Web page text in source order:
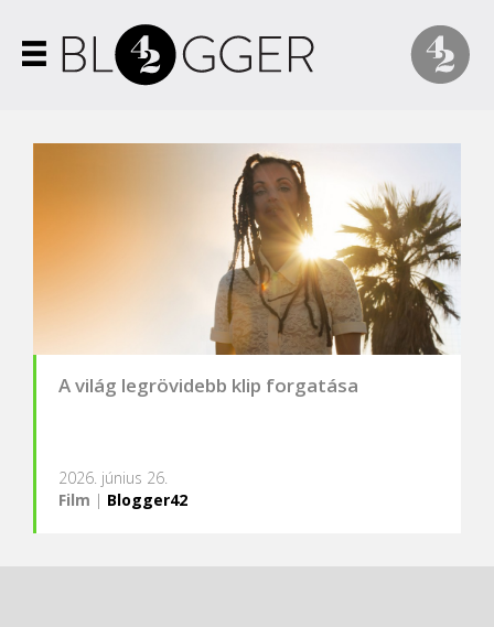
A világ legrövidebb klip forgatása
2026. június 26.
Film | Blogger42